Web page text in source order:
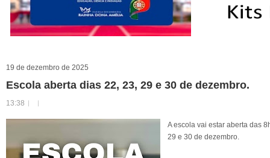
19 de dezembro de 2025
Escola aberta dias 22, 23, 29 e 30 de dezembro.
13:38
A escola vai estar aberta das
29 e 30 de dezembro.